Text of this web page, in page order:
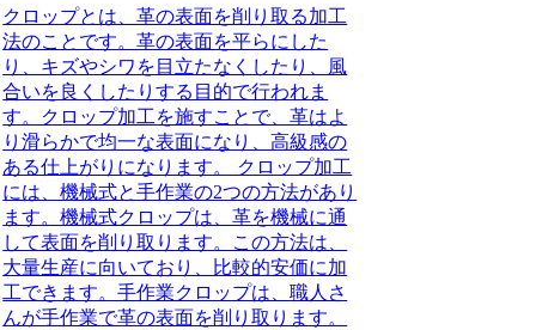
クロップとは、革の表面を削り取る加工
法のことです。革の表面を平らにした
り、キズやシワを目立たなくしたり、風
合いを良くしたりする目的で行われま
す。クロップ加工を施すことで、革はよ
り滑らかで均一な表面になり、高級感の
ある仕上がりになります。 クロップ加工
には、機械式と手作業の2つの方法があり
ます。機械式クロップは、革を機械に通
して表面を削り取ります。この方法は、
大量生産に向いており、比較的安価に加
工できます。手作業クロップは、職人さ
んが手作業で革の表面を削り取ります。